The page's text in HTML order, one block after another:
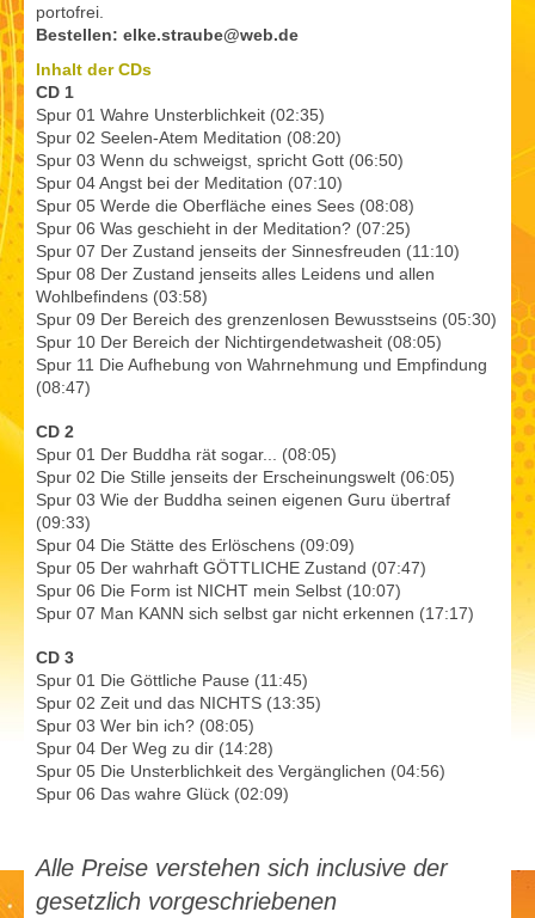
portofrei.
Bestellen: elke.straube@web.de
Inhalt der CDs
CD 1
Spur 01 Wahre Unsterblichkeit (02:35)
Spur 02 Seelen-Atem Meditation (08:20)
Spur 03 Wenn du schweigst, spricht Gott (06:50)
Spur 04 Angst bei der Meditation (07:10)
Spur 05 Werde die Oberfläche eines Sees (08:08)
Spur 06 Was geschieht in der Meditation? (07:25)
Spur 07 Der Zustand jenseits der Sinnesfreuden (11:10)
Spur 08 Der Zustand jenseits alles Leidens und allen
Wohlbefindens (03:58)
Spur 09 Der Bereich des grenzenlosen Bewusstseins (05:30)
Spur 10 Der Bereich der Nichtirgendetwasheit (08:05)
Spur 11 Die Aufhebung von Wahrnehmung und Empfindung
(08:47)
CD 2
Spur 01 Der Buddha rät sogar... (08:05)
Spur 02 Die Stille jenseits der Erscheinungswelt (06:05)
Spur 03 Wie der Buddha seinen eigenen Guru übertraf
(09:33)
Spur 04 Die Stätte des Erlöschens (09:09)
Spur 05 Der wahrhaft GÖTTLICHE Zustand (07:47)
Spur 06 Die Form ist NICHT mein Selbst (10:07)
Spur 07 Man KANN sich selbst gar nicht erkennen (17:17)
CD 3
Spur 01 Die Göttliche Pause (11:45)
Spur 02 Zeit und das NICHTS (13:35)
Spur 03 Wer bin ich? (08:05)
Spur 04 Der Weg zu dir (14:28)
Spur 05 Die Unsterblichkeit des Vergänglichen (04:56)
Spur 06 Das wahre Glück (02:09)
Alle Preise verstehen sich inclusive der
gesetzlich vorgeschriebenen